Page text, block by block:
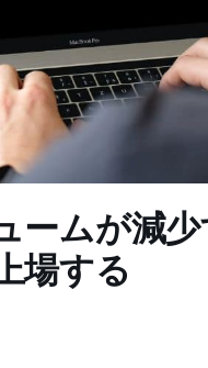
ームが減
場する